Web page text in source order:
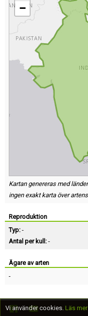
−
Kartan genereras med
ingen exakt karta över
Reproduktion
Typ: -
Antal per kull: -
Ägare av arten
-
Vi använder cookies. Läs mer